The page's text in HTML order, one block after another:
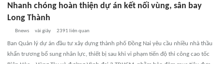
Nhanh chóng hoàn thiện dự án kết nối vùng, sân bay
Long Thành
Bnews vài giây 2391 liên quan
Ban Quản lý dự án đầu tư xây dựng thành phố Đồng Nai yêu cầu nhiều nhà thầu
khẩn trương bổ sung nhân lực, thiết bị sau khi vi phạm tiến độ thi công cao tốc